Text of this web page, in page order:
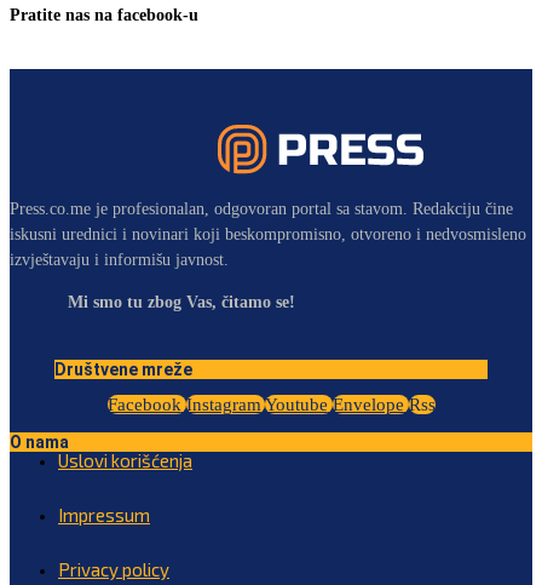
Pratite nas na facebook-u
Press.co.me je profesionalan, odgovoran portal sa stavom. Redakciju čine
iskusni urednici i novinari koji beskompromisno, otvoreno i nedvosmisleno
izvještavaju i informišu javnost.
Mi smo tu zbog Vas, čitamo se!
Društvene mreže
Facebook Instagram Youtube Envelope Rss
O nama
Uslovi korišćenja
Impressum
Privacy policy